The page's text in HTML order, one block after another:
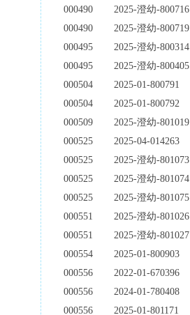
000490
2025-澄幼-800716
000490
2025-澄幼-800719
000495
2025-澄幼-800314
000495
2025-澄幼-800405
000504
2025-01-800791
000504
2025-01-800792
000509
2025-澄幼-801019
000525
2025-04-014263
000525
2025-澄幼-801073
000525
2025-澄幼-801074
000525
2025-澄幼-801075
000551
2025-澄幼-801026
000551
2025-澄幼-801027
000554
2025-01-800903
000556
2022-01-670396
000556
2024-01-780408
000556
2025-01-801171